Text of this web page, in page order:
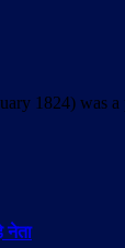
1824) was
नेता